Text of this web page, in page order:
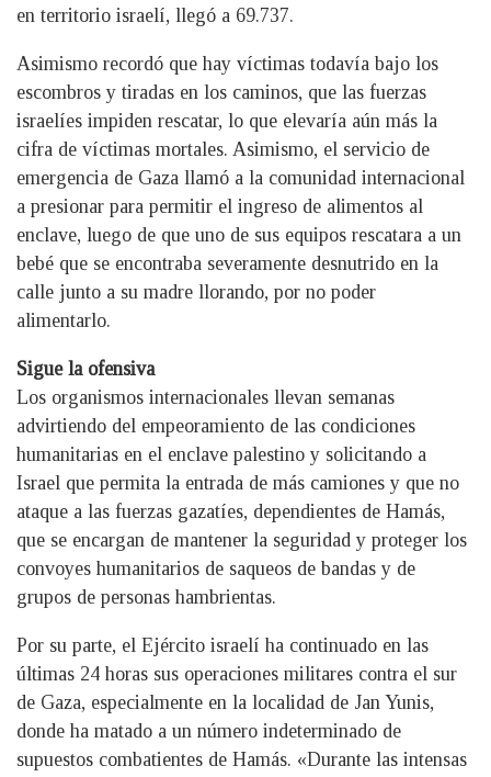
en territorio israelí, llegó a 69.737.
Asimismo recordó que hay víctimas todavía bajo los
escombros y tiradas en los caminos, que las fuerzas
israelíes impiden rescatar, lo que elevaría aún más la
cifra de víctimas mortales. Asimismo, el servicio de
emergencia de Gaza llamó a la comunidad internacional
a presionar para permitir el ingreso de alimentos al
enclave, luego de que uno de sus equipos rescatara a un
bebé que se encontraba severamente desnutrido en la
calle junto a su madre llorando, por no poder
alimentarlo.
Sigue la ofensiva
Los organismos internacionales llevan semanas
advirtiendo del empeoramiento de las condiciones
humanitarias en el enclave palestino y solicitando a
Israel que permita la entrada de más camiones y que no
ataque a las fuerzas gazatíes, dependientes de Hamás,
que se encargan de mantener la seguridad y proteger los
convoyes humanitarios de saqueos de bandas y de
grupos de personas hambrientas.
Por su parte, el Ejército israelí ha continuado en las
últimas 24 horas sus operaciones militares contra el sur
de Gaza, especialmente en la localidad de Jan Yunis,
donde ha matado a un número indeterminado de
supuestos combatientes de Hamás. «Durante las intensas